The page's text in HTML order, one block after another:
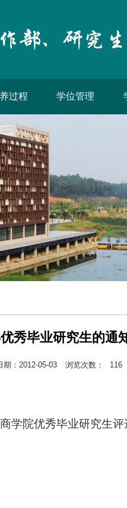
过程 学位管理
秀毕业研究生的通
期：2012-05-03 浏览次数： 116
学院优秀毕业研究生